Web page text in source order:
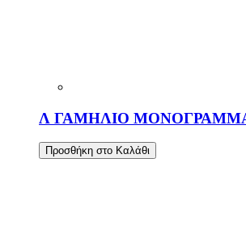
Λ ΓΑΜΗΛΙΟ
Προσθήκη στο Καλάθι